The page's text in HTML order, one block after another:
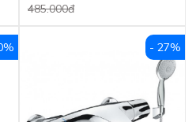
485.000đ
- 27%